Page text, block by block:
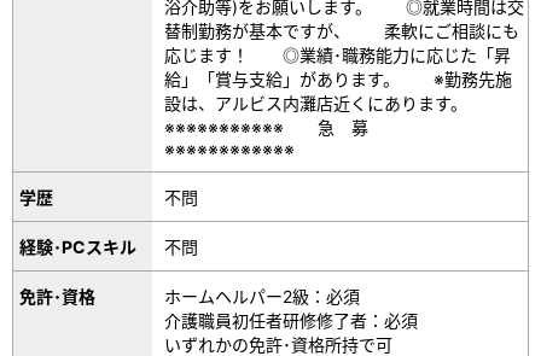
浴介助等)をお願いします。 ◎就業時間は交
替制勤務が基本ですが、 柔軟にご相談にも
応じます！ ◎業績･職務能力に応じた「昇
給」「賞与支給」があります。 ※勤務先施
設は、アルビス内灘店近くにあります。
※※※※※※※※※※※ 急 募
※※※※※※※※※※※※
学歴 不問
経験･PCスキル 不問
免許･資格
ホームヘルパー2級：必須
介護職員初任者研修修了者：必須
いずれかの免許･資格所持で可